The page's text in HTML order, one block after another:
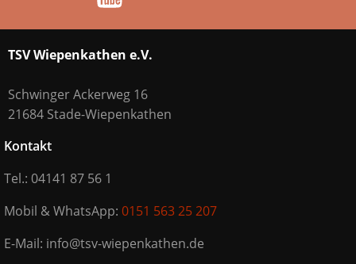
TSV Wiepenkathen e.V.
Schwinger Ackerweg 16
21684 Stade-Wiepenkathen
Kontakt
Tel.: 04141 87 56 1
Mobil & WhatsApp: 0151 563 25 207
E-Mail: info@tsv-wiepenkathen.de